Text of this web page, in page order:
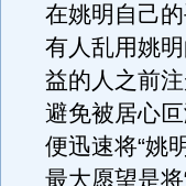
在姚明自己
有人乱用姚
益的人之前
避免被居心
便迅速将“姚
最大愿望是将